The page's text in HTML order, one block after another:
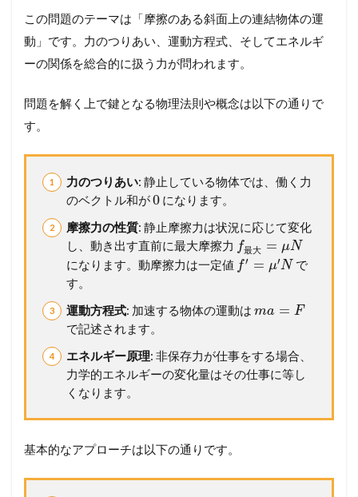
力
へ
！
完
マ
ス
講
題
1
7
信
州
2.1
【
設
別
説
考
この問題のテーマは「摩擦のある斜面上の連結物体の運
動」です。力のつりあい、運動方程式、そしてエネルギ
ーの関係を総合的に扱う力が問われます。
問題を解く上で鍵となる物理法則や概念は以下の通りで
す。
力のつりあい: 静止している物体では、働く力
のベクトル和が0 になります。
摩擦力の性質: 静止摩擦力は状況に応じて変化
し、動き出す直前に最大摩擦力 f最大 = μN
になります。動摩擦力は一定値 f′ = μ′Nで
す。
運動方程式: 加速する物体の運動は ma = F
で記述されます。
エネルギー原理: 非保存力が仕事をする場合、
力学的エネルギーの変化量はその仕事に等し
くなります。
基本的なアプローチは以下の通りです。